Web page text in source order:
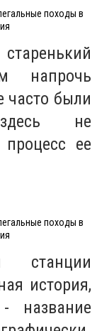
походы в
напрочь
часто были
не
ее
походы в
станции
история,
название